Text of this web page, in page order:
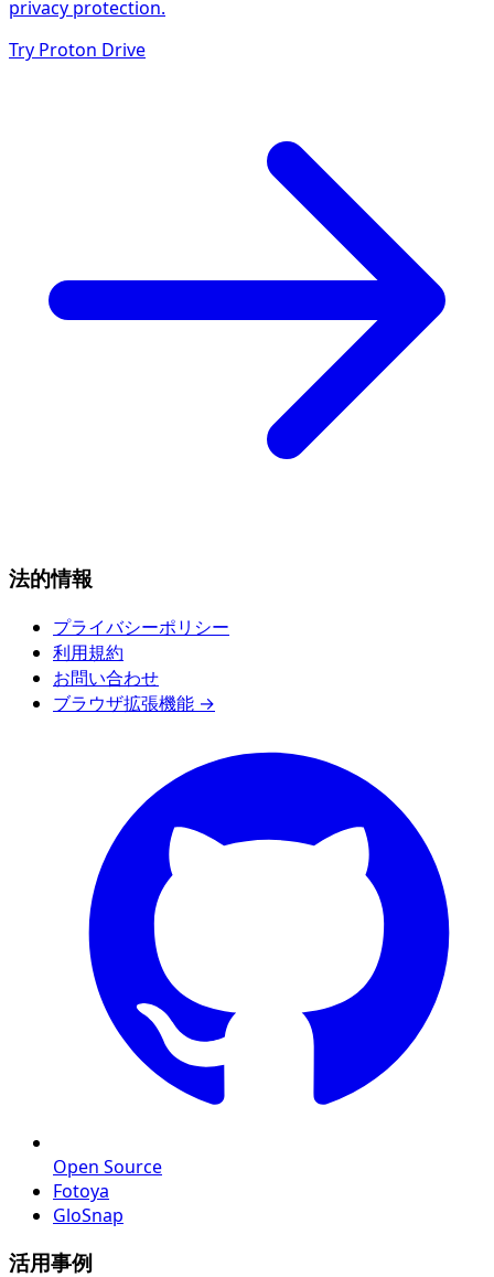
privacy protection.
Try Proton Drive
法的情報
プライバシーポリシー
利用規約
お問い合わせ
ブラウザ拡張機能 →
Open Source
Fotoya
GloSnap
活用事例